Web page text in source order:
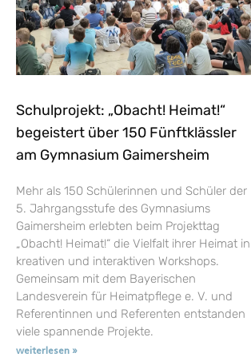
Schulprojekt: „Obacht! Heimat!“
begeistert über 150 Fünftklässler
am Gymnasium Gaimersheim
Mehr als 150 Schülerinnen und Schüler der
5. Jahrgangsstufe des Gymnasiums
Gaimersheim erlebten beim Projekttag
„Obacht! Heimat!“ die Vielfalt ihrer Heimat in
kreativen und interaktiven Workshops.
Gemeinsam mit dem Bayerischen
Landesverein für Heimatpflege e. V. und
Referentinnen und Referenten entstanden
viele spannende Projekte.
weiterlesen »